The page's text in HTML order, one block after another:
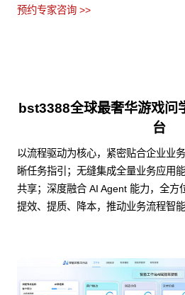
预约专家咨询 >>
bst3388全球最奢华游戏
台
以流程驱动为核心，紧密贴合企业业
晰任务指引；无缝集成全量业务应用
共享；深度融合 AI Agent 能力，全方
提效、提质、降本，推动业务流程智能